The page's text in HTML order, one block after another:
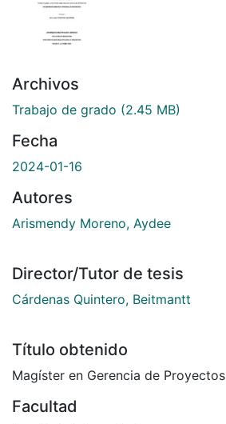
Archivos
Trabajo de grado (2.45 MB)
Fecha
2024-01-16
Autores
Arismendy Moreno, Aydee
Director/Tutor de tesis
Cárdenas Quintero, Beitmantt
Título obtenido
Magíster en Gerencia de Proyectos
Facultad